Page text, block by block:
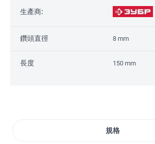
生產商:
鑽頭直徑 8 mm
長度 150 mm
規格